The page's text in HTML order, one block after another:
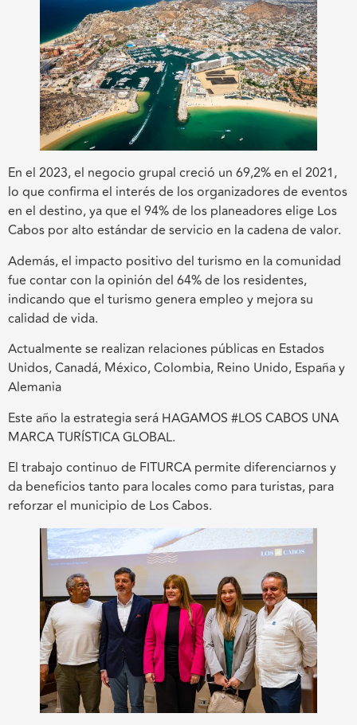
En el 2023, el negocio grupal creció un 69,2% en el 2021,
lo que confirma el interés de los organizadores de eventos
en el destino, ya que el 94% de los planeadores elige Los
Cabos por alto estándar de servicio en la cadena de valor.
Además, el impacto positivo del turismo en la comunidad
fue contar con la opinión del 64% de los residentes,
indicando que el turismo genera empleo y mejora su
calidad de vida.
Actualmente se realizan relaciones públicas en Estados
Unidos, Canadá, México, Colombia, Reino Unido, España y
Alemania
Este año la estrategia será HAGAMOS #LOS CABOS UNA
MARCA TURÍSTICA GLOBAL.
El trabajo continuo de FITURCA permite diferenciarnos y
da beneficios tanto para locales como para turistas, para
reforzar el municipio de Los Cabos.